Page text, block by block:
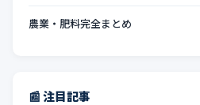
農業・肥料完全まとめ
📰 注目記事